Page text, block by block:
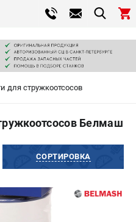
для стружкоотсосов
Белмаш
СОРТИРОВКА